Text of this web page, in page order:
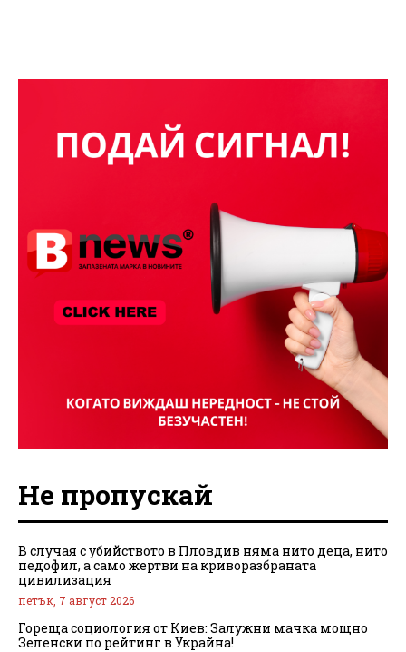
Не пропускай
В случая с убийството в Пловдив няма нито деца, нито
педофил, а само жертви на криворазбраната
цивилизация
петък, 7 август 2026
Гореща социология от Киев: Залужни мачка мощно
Зеленски по рейтинг в Украйна!